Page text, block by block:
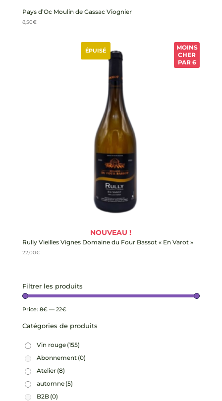
Pays d’Oc Moulin de Gassac Viognier
8,50€
MOINS
CHER
PAR 6
ÉPUISÉ
NOUVEAU !
Rully Vieilles Vignes Domaine du Four Bassot « En Varot »
22,00€
Filtrer les produits
Price: 8€— 22€
Catégories de produits
Vin rouge (155)
Abonnement (0)
Atelier (8)
automne (5)
B2B (0)